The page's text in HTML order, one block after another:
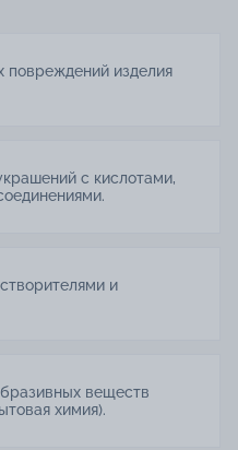
повреждений изделия
с кислотами,
и
веществ
химия).